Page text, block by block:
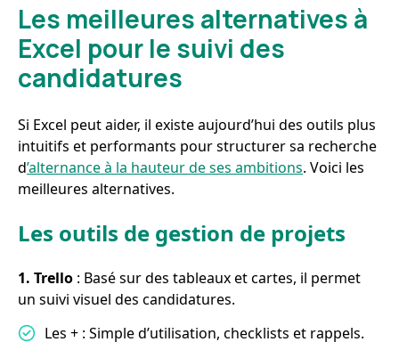
Les meilleures alternatives à
Excel pour le suivi des
candidatures
Si Excel peut aider, il existe aujourd’hui des outils plus
intuitifs et performants pour structurer sa recherche
d’alternance à la hauteur de ses ambitions. Voici les
meilleures alternatives.
Les outils de gestion de projets
1. Trello : Basé sur des tableaux et cartes, il permet
un suivi visuel des candidatures.
Les + : Simple d’utilisation, checklists et rappels.